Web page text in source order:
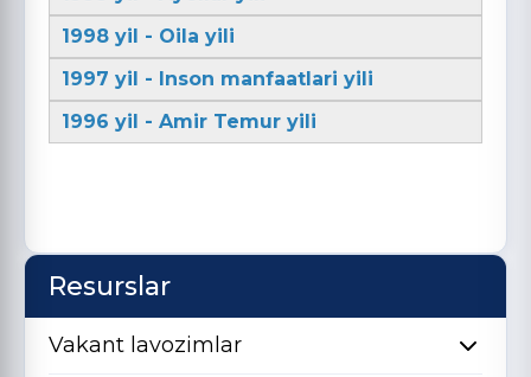
1998 yil - Oila yili
1997 yil - Inson manfaatlari yili
1996 yil - Amir Temur yili
Resurslar
Vakant lavozimlar